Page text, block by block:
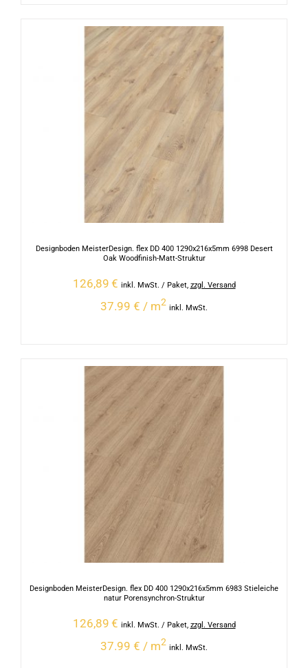
Designboden MeisterDesign. flex DD 400 1290x216x5mm 6998 Desert
Oak Woodfinish-Matt-Struktur
126,89 € inkl. MwSt. / Paket, zzgl. Versand
37.99 € / m2
inkl. MwSt.
Designboden MeisterDesign. flex DD 400 1290x216x5mm 6983 Stieleiche
natur Porensynchron-Struktur
126,89 € inkl. MwSt. / Paket, zzgl. Versand
37.99 € / m2
inkl. MwSt.